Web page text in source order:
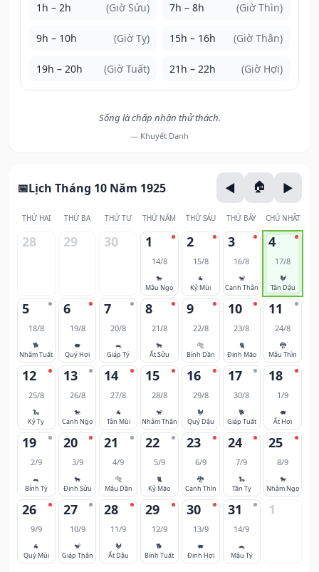
1h – 2h (Giờ Sửu) 7h – 8h (Giờ Thìn)
9h – 10h (Giờ Tỵ) 15h – 16h (Giờ Thân)
19h – 20h (Giờ Tuất) 21h – 22h (Giờ Hợi)
Sống là chấp nhận thử thách.
— Khuyết Danh
Lịch Tháng 10 Năm 1925
THỨ HAI THỨ BA THỨ TƯ THỨ NĂM THỨ SÁU THỨ BẢY CHỦ NHẬT
28 29 30 1
14/8
🐎
Mậu Ngọ
2
15/8
🐐
Kỷ Mùi
3
16/8
🐒
Canh Thân
4
17/8
🐓
Tân Dậu
5
18/8
🐕
Nhâm Tuất
6
19/8
🐖
Quý Hợi
7
20/8
🐀
Giáp Tý
8
21/8
🐂
Ất Sửu
9
22/8
🐅
Bính Dần
10
23/8
🐈
Đinh Mão
11
24/8
🐉
Mậu Thìn
12
25/8
🐍
Kỷ Tỵ
13
26/8
🐎
Canh Ngọ
14
27/8
🐐
Tân Mùi
15
28/8
🐒
Nhâm Thân
16
29/8
🐓
Quý Dậu
17
30/8
🐕
Giáp Tuất
18
1/9
🐖
Ất Hợi
19
2/9
🐀
Bính Tý
20
3/9
🐂
Đinh Sửu
21
4/9
🐅
Mậu Dần
22
5/9
🐈
Kỷ Mão
23
6/9
🐉
Canh Thìn
24
7/9
🐍
Tân Tỵ
25
8/9
🐎
Nhâm Ngọ
26
9/9
🐐
Quý Mùi
27
10/9
🐒
Giáp Thân
28
11/9
🐓
Ất Dậu
29
12/9
🐕
Bính Tuất
30
13/9
🐖
Đinh Hợi
31
14/9
🐀
Mậu Tý
1